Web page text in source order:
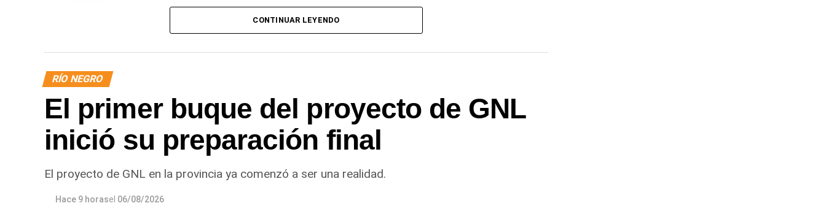
CONTINUAR LEYENDO
RÍO NEGRO
El primer buque del proyecto de GNL
inició su preparación final
El proyecto de GNL en la provincia ya comenzó a ser una realidad.
Hace 9 horasel 06/08/2026